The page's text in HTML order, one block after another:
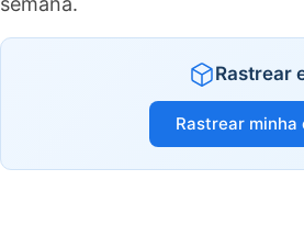
Rastrear
Rastrear